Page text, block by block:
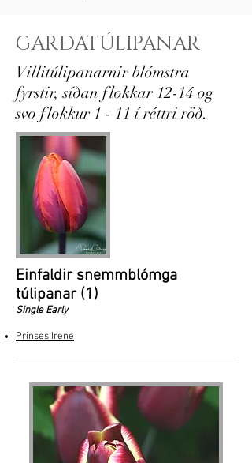
GARÐATÚLIPANAR
Villitúlipanarnir blómstra
fyrstir, síðan flokkar 12-14 og
svo flokkur 1 - 11 í réttri röð.
Einfaldir snemmblómga
túlipanar (1)
Single Early
Prinses Irene